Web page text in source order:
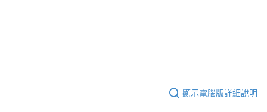
顯示電腦版詳細說明